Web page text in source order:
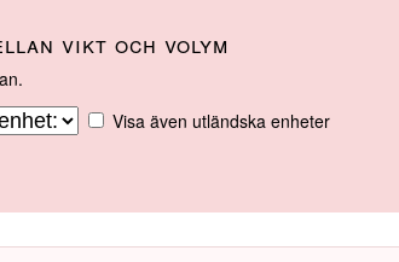
vikt och volym
Visa även utländska enheter